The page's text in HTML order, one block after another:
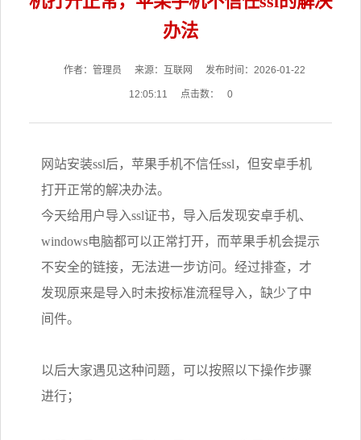
办法
作者：管理员 来源：互联网 发布时间：2026-01-22
12:05:11 点击数： 0
网站安装ssl后，苹果手机不信任ssl，但安卓手机
打开正常的解决办法。
今天给用户导入ssl证书，导入后发现安卓手机、
windows电脑都可以正常打开，而苹果手机会提示
不安全的链接，无法进一步访问。经过排查，才
发现原来是导入时未按标准流程导入，缺少了中
间件。
以后大家遇见这种问题，可以按照以下操作步骤
进行；